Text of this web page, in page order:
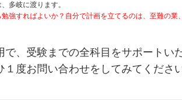
多岐に渡ります。
強すればよいか？自分で計画を立てるのは、至難の
で、受験までの全科目をサポートい
１度お問い合わせをしてみてくださ